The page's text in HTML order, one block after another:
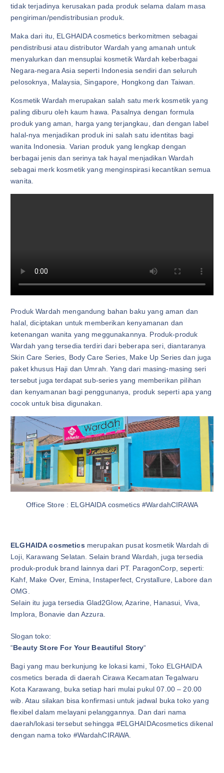
tidak terjadinya kerusakan pada produk selama dalam masa
pengiriman/pendistribusian produk.
Maka dari itu, ELGHAIDA cosmetics berkomitmen sebagai
pendistribusi atau distributor Wardah yang amanah untuk
menyalurkan dan mensuplai kosmetik Wardah keberbagai
Negara-negara Asia seperti Indonesia sendiri dan seluruh
pelosoknya, Malaysia, Singapore, Hongkong dan Taiwan.
Kosmetik Wardah merupakan salah satu merk kosmetik yang
paling diburu oleh kaum hawa. Pasalnya dengan formula
produk yang aman, harga yang terjangkau, dan dengan label
halal-nya menjadikan produk ini salah satu identitas bagi
wanita Indonesia. Varian produk yang lengkap dengan
berbagai jenis dan serinya tak hayal menjadikan Wardah
sebagai merk kosmetik yang menginspirasi kecantikan semua
wanita.
Produk Wardah mengandung bahan baku yang aman dan
halal, diciptakan untuk memberikan kenyamanan dan
ketenangan wanita yang meggunakannya. Produk-produk
Wardah yang tersedia terdiri dari beberapa seri, diantaranya
Skin Care Series, Body Care Series, Make Up Series dan juga
paket khusus Haji dan Umrah. Yang dari masing-masing seri
tersebut juga terdapat sub-series yang memberikan pilihan
dan kenyamanan bagi penggunanya, produk seperti apa yang
cocok untuk bisa digunakan.
Office Store : ELGHAIDA cosmetics #WardahCIRAWA
ELGHAIDA cosmetics merupakan pusat kosmetik Wardah di
Loji, Karawang Selatan. Selain brand Wardah, juga tersedia
produk-produk brand lainnya dari PT. ParagonCorp, seperti:
Kahf, Make Over, Emina, Instaperfect, Crystallure, Labore dan
OMG.
Selain itu juga tersedia Glad2Glow, Azarine, Hanasui, Viva,
Implora, Bonavie dan Azzura.
Slogan toko:
“Beauty Store For Your Beautiful Story“
Bagi yang mau berkunjung ke lokasi kami, Toko ELGHAIDA
cosmetics berada di daerah Cirawa Kecamatan Tegalwaru
Kota Karawang, buka setiap hari mulai pukul 07.00 – 20.00
wib. Atau silakan bisa konfirmasi untuk jadwal buka toko yang
flexibel dalam melayani pelanggannya. Dan dari nama
daerah/lokasi tersebut sehingga #ELGHAIDAcosmetics dikenal
dengan nama toko #WardahCIRAWA.